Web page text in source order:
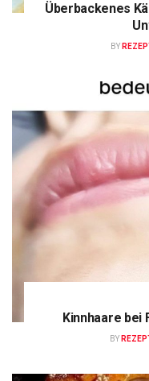
Überbackenes
BY
Kinnhaare bei
BY